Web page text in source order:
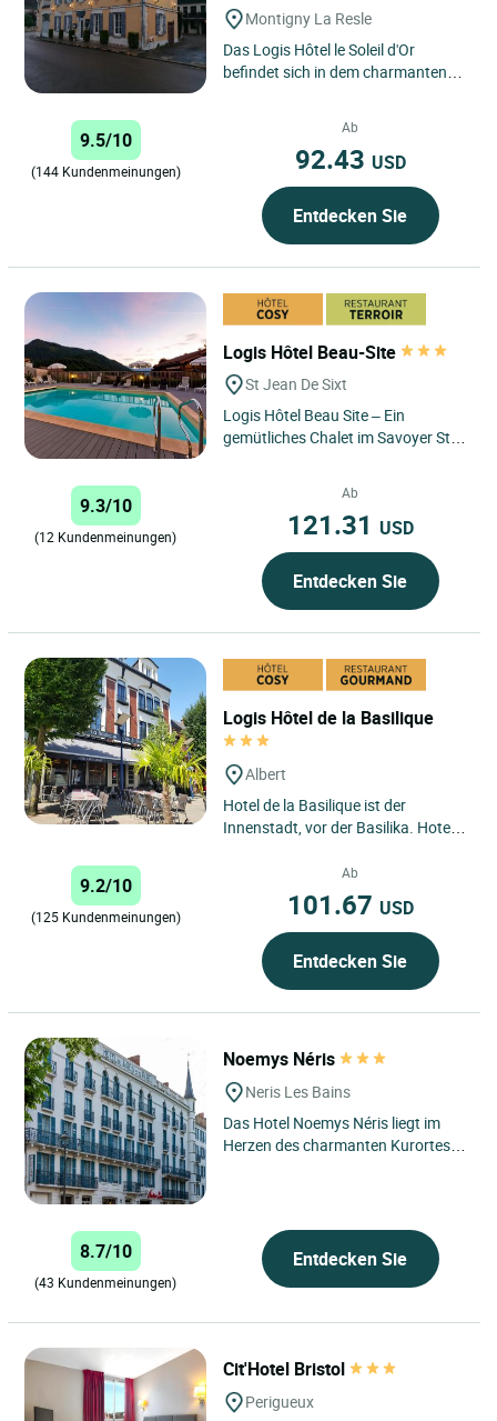
Montigny La Resle
Das Logis Hôtel le Soleil d'Or
befindet sich in dem charmanten
9.5/10
(144 Kundenmeinungen)
Ab
92.43 USD
Entdecken Sie
Logis Hôtel Beau-Site
St Jean De Sixt
Logis Hôtel Beau Site – Ein
gemütliches Chalet im Savoyer Stil
9.3/10
(12 Kundenmeinungen)
Ab
121.31 USD
Entdecken Sie
Logis Hôtel de la Basilique
Albert
Hotel de la Basilique ist der
Innenstadt, vor der Basilika. Hotel
Zimmer. 25 Minuten von...
9.2/10
(125 Kundenmeinungen)
Ab
101.67 USD
Entdecken Sie
Noemys Néris
Neris Les Bains
Das Hotel Noemys Néris liegt im
Herzen des charmanten Kurortes
8.7/10
(43 Kundenmeinungen)
Entdecken Sie
Cit'Hotel Bristol
Perigueux